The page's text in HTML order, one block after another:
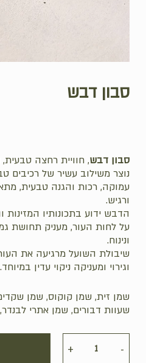
סבון דבש
סבון דבש, חוויית רחצה
נוצר משילוב עשיר של רכיבים
עמוקה, רכות והגנה טבעית,
ורגיש.
הדבש ידוע בתכונותיו המזינות
על לחות העור, מעניק תחושת
ונינוח.
שיבולת השועל מרגיעה את
וגירוי ומעניקה ניקוי עדין במיוחד.
שמן זית, שמן קוקוס, שמן
שעוות דבורים, שמן אתרי